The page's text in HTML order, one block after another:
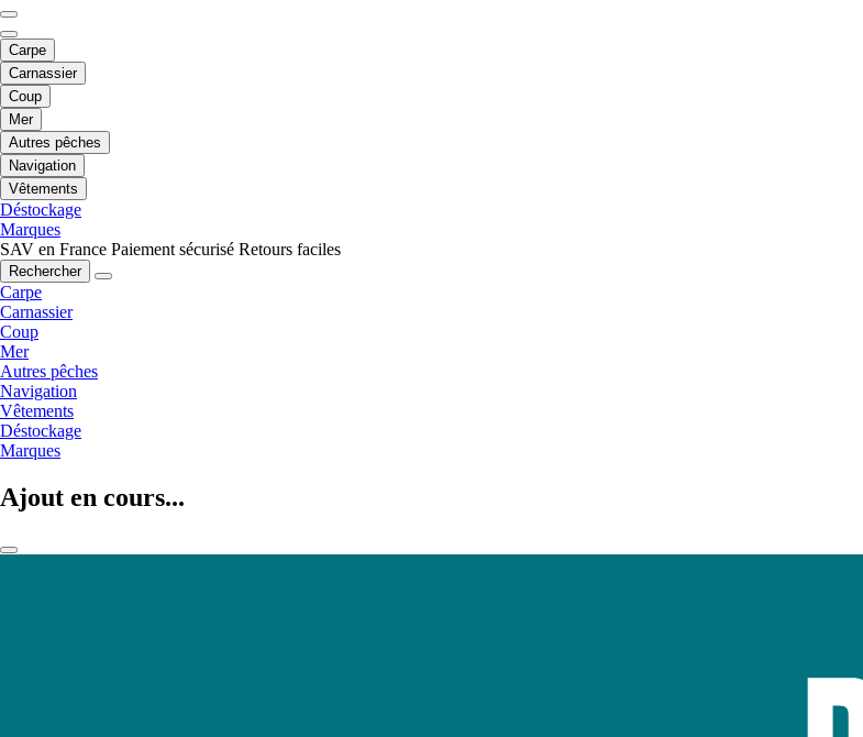
Carpe
Carnassier
Coup
Mer
Autres pêches
Navigation
Vêtements
Déstockage
Marques
SAV en France Paiement sécurisé Retours faciles
Rechercher
Carpe
Carnassier
Coup
Mer
Autres pêches
Navigation
Vêtements
Déstockage
Marques
Ajout en cours...